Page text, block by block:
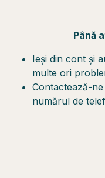
Până
Ieși din cont și
multe ori
Contactează-
numărul de